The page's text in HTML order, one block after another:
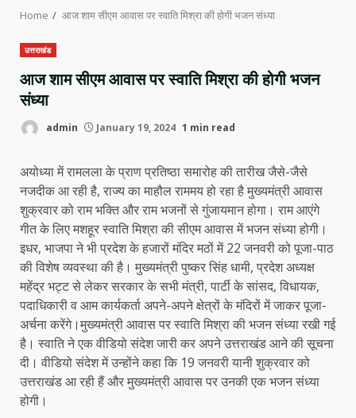
Home आज शाम सीएम आवास पर स्वाति मिश्रा की होगी भजन संध्या
उत्तराखंड
आज शाम सीएम आवास पर स्वाति मिश्रा की होगी भजन
संध्या
admin January 19, 2024 1 min read
अयोध्या में रामलला के प्राण प्रतिष्ठा समारोह की तारीख जैसे-जैसे
नजदीक आ रही है, राज्य का माहौल राममय हो रहा है मुख्यमंत्री आवास
शुक्रवार को राम भक्ति और राम भजनों से गुंजायमान होगा। राम आएंगे
गीत के लिए मशहूर स्वाति मिश्रा की सीएम आवास में भजन संध्या होगी।
इधर, भाजपा ने भी प्रदेश के हजारों मंदिर मठों में 22 जनवरी को पूजा-पाठ
की विशेष व्यवस्था की है। मुख्यमंत्री पुष्कर सिंह धामी, प्रदेश अध्यक्ष
महेंद्र भट्ट से लेकर सरकार के सभी मंत्री, पार्टी के सांसद, विधायक,
पदाधिकारी व आम कार्यकर्ता अपने-अपने क्षेत्रों के मंदिरों में जाकर पूजा-
अर्चना करेंगे।मुख्यमंत्री आवास पर स्वाति मिश्रा की भजन संध्या रखी गई
है। स्वाति ने एक वीडियो संदेश जारी कर अपने उत्तराखंड आने की सूचना
दी। वीडियो संदेश में उन्होंने कहा कि 19 जनवरी यानी शुक्रवार को
उत्तराखंड आ रही हैं और मुख्यमंत्री आवास पर उनकी एक भजन संध्या
होगी।